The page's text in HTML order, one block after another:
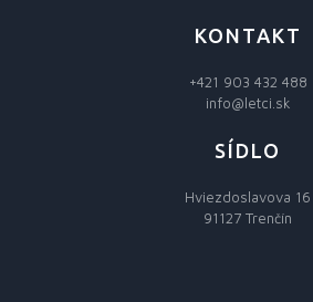
KONTAKT
+421 903 432 488
info@letci.sk
SÍDLO
Hviezdoslavova 16
91127 Trenčín